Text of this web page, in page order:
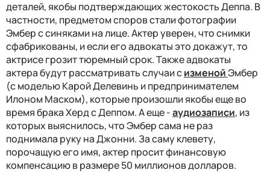
деталей, якобы подтверждающих жестокость Деппа. В
частности, предметом споров стали фотографии
Эмбер с синяками на лице. Актер уверен, что снимки
сфабрикованы, и если его адвокаты это докажут, то
актрисе грозит тюремный срок. Также адвокаты
актера будут рассматривать случаи сизменойЭмбер
(с моделью Карой Делевинь и предпринимателем
Илоном Маском), которые произошли якобы еще во
время брака Херд с Деппом. А еще -аудиозаписи, из
которых выяснилось, что Эмбер сама не раз
поднимала руку на Джонни.За саму клевету,
порочащую его имя, актер просит финансовую
компенсацию в размере 50 миллионов долларов.